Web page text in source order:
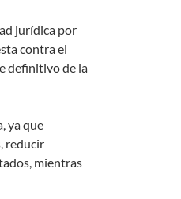
jurídica por
contra el
definitivo de la
ya que
reducir
mientras